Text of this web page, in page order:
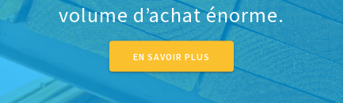
volume d’achat énorme.
EN SAVOIR PLUS